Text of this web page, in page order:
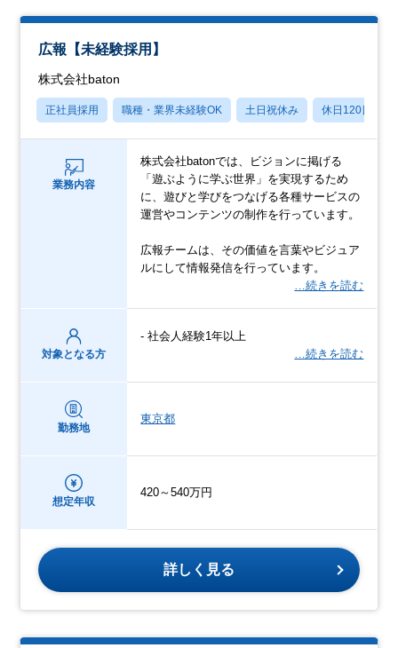
広報【未経験採用】
株式会社baton
正社員採用 職種・業界未経験OK 土日祝休み 休日120日以上
業務内容
株式会社batonでは、ビジョンに掲げる
「遊ぶように学ぶ世界」を実現するため
に、遊びと学びをつなげる各種サービスの
運営やコンテンツの制作を行っています。
広報チームは、その価値を言葉やビジュア
ルにして情報発信を行っています。
…続きを読む
対象となる方
- 社会人経験1年以上
…続きを読む
勤務地
東京都
想定年収
420～540万円
詳しく見る